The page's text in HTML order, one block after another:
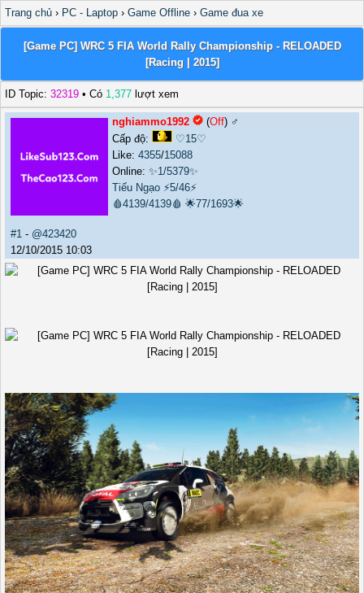
Trang chủ › PC - Laptop › Game Offline › Game đua xe
[Game PC] WRC 5 FIA World Rally Championship - RELOADED
[Racing | 2015]
ID Topic: 32319 • Có 1,377 lượt xem
nghiammo1992 (Off) ♂️
Cấp độ:
♡15♡
Like: 4355/15088
Online: ✨1/5379✨
Tiếu Ngạo ⚡5/46⚡
🩸4139/4139🩸 🌟77/1693🌟
#1 - @423420
12/10/2015 10:03